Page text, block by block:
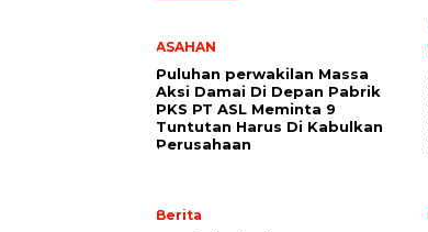
ASAHAN
Puluhan perwakilan Massa
Aksi Damai Di Depan Pabrik
PKS PT ASL Meminta 9
Tuntutan Harus Di Kabulkan
Perusahaan
Berita